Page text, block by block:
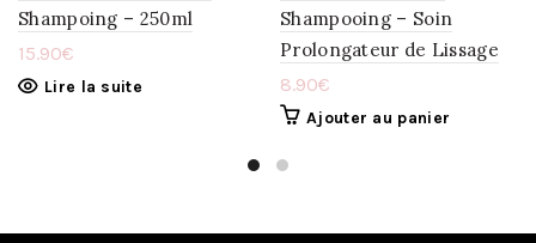
Shampoing – 250ml
15.90€
Lire la suite
Shampooing – Soin
Prolongateur de Lissage
8.90€
Ajouter au panier